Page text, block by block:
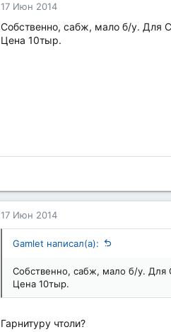
17 Июн 2014
Собственно, сабж, мало б/у. Для
Цена 10тыр.
17 Июн 2014
Gamlet написал(а):
Собственно, сабж, мало б/у. Для
Цена 10тыр.
Гарнитуру чтоли?